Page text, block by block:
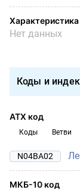
Характеристика
Нет данных
Коды и
АТХ код
Коды Ветви
N04BA02
МКБ-10 код